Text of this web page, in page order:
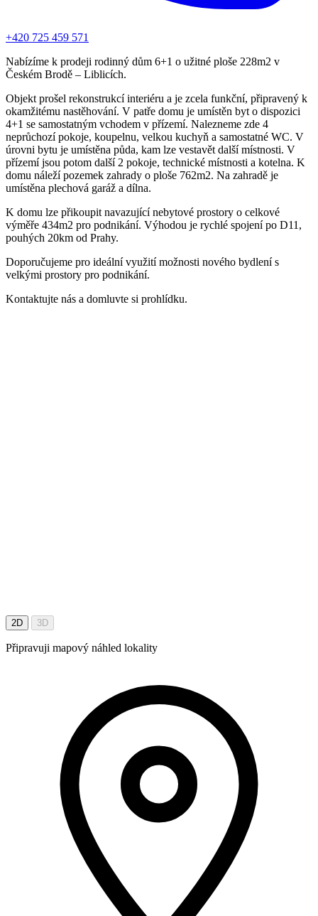
+420 725 459 571
Nabízíme k prodeji rodinný dům 6+1 o užitné ploše 228m2 v
Českém Brodě – Liblicích.
Objekt prošel rekonstrukcí interiéru a je zcela funkční, připravený k
okamžitému nastěhování. V patře domu je umístěn byt o dispozici
4+1 se samostatným vchodem v přízemí. Nalezneme zde 4
neprůchozí pokoje, koupelnu, velkou kuchyň a samostatné WC. V
úrovni bytu je umístěna půda, kam lze vestavět další místnosti. V
přízemí jsou potom další 2 pokoje, technické místnosti a kotelna. K
domu náleží pozemek zahrady o ploše 762m2. Na zahradě je
umístěna plechová garáž a dílna.
K domu lze přikoupit navazující nebytové prostory o celkové
výměře 434m2 pro podnikání. Výhodou je rychlé spojení po D11,
pouhých 20km od Prahy.
Doporučujeme pro ideální využití možnosti nového bydlení s
velkými prostory pro podnikání.
Kontaktujte nás a domluvte si prohlídku.
2D 3D
Připravuji mapový náhled lokality